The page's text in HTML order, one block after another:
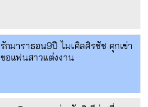
รักมาราธอน9ปี ไมเคิลศิรชัช คุกเข่า
ขอแฟนสาวแต่งงาน